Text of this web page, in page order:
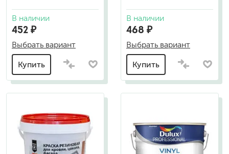
В наличии
452 ₽
Выбрать вариант
Купить
В наличии
468 ₽
Выбрать вариант
Купить